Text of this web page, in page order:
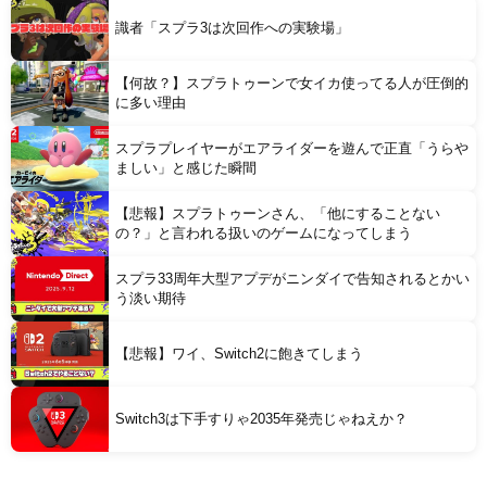
識者「スプラ3は次回作への実験場」
【何故？】スプラトゥーンで女イカ使ってる人が圧倒的
に多い理由
スプラプレイヤーがエアライダーを遊んで正直「うらや
ましい」と感じた瞬間
【悲報】スプラトゥーンさん、「他にすることない
の？」と言われる扱いのゲームになってしまう
スプラ33周年大型アプデがニンダイで告知されるとかい
う淡い期待
【悲報】ワイ、Switch2に飽きてしまう
Switch3は下手すりゃ2035年発売じゃねえか？